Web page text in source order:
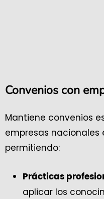
Convenios con
Mantiene convenios
empresas nacionales
permitiendo:
Prácticas
aplicar los